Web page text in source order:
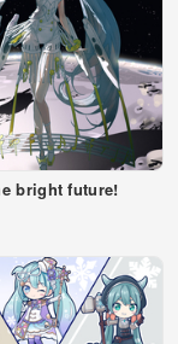
bright future!